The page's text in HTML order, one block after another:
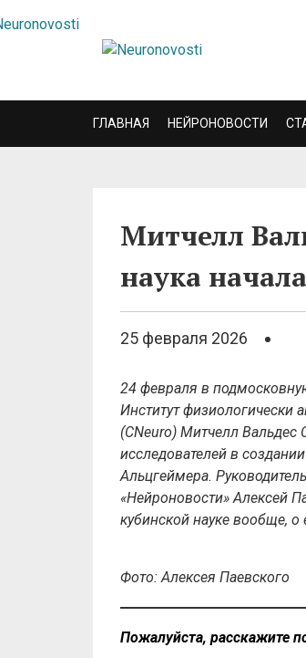
ГЛАВНАЯ НЕЙРОНОВОСТИ
Митчелл
наука
25 февраля 2026
24 февраля в
Институт физиологически
(СNeuro) Митчелл Вальдес
исследователей в
Альцгеймера.
«Нейроновости» Алексей
кубинской науке вообще,
Фото: Алексея Паевского
Пожалуйста, расскажите